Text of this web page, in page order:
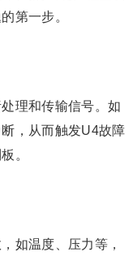
第一步。
理和传输信号。如
，从而触发U4故障
。
如温度、压力等，